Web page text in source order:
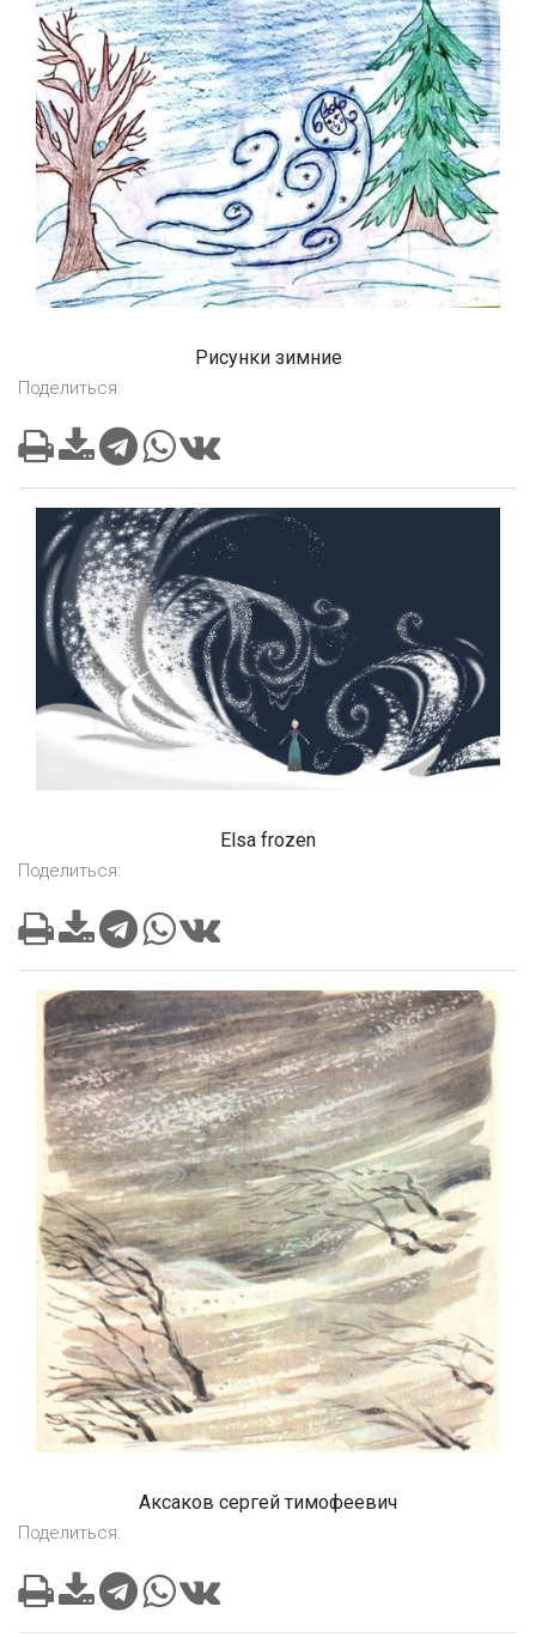
Рисунки зимние
Поделиться:
Elsa frozen
Поделиться:
Аксаков сергей тимофеевич
Поделиться: